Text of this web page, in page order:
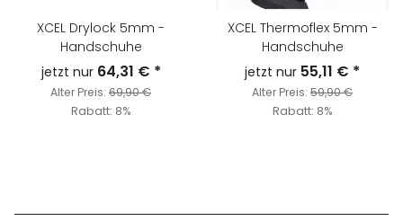
XCEL Drylock 5mm -
Handschuhe
jetzt nur 64,31 € *
Alter Preis: 69,90 €
Rabatt: 8%
XCEL Thermoflex 5mm -
Handschuhe
jetzt nur 55,11 € *
Alter Preis: 59,90 €
Rabatt: 8%